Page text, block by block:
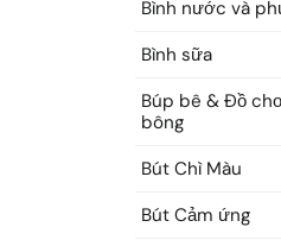
Bình nước và
Bình sữa
Búp bê & Đồ
bông
Bút Chì Màu
Bút Cảm ứng